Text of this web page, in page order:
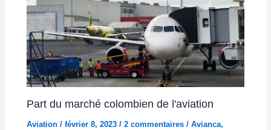
Part du marché colombien de l'aviation
Aviation /février 8, 2023/2 commentaires /Avianca,